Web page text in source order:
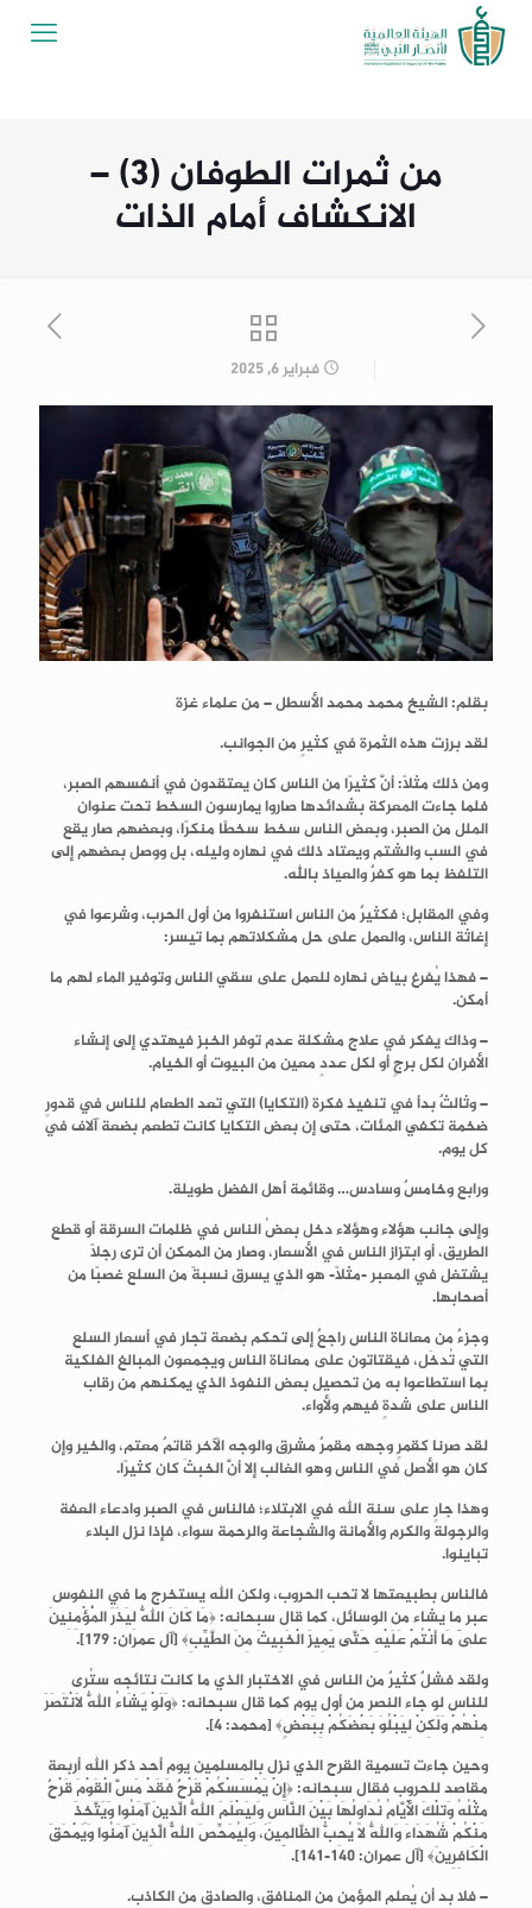
من ثمرات الطوفان (3) –
الانكشاف أمام الذات
فبراير 6, 2025
بقلم:الشيخ محمد محمد الأسطل– من علماء غزة
لقد برزت هذه الثمرة في كثيرٍ من الجوانب.
ومن ذلك مثلًا: أنَّ كثيرًا من الناس كان يعتقدون في أنفسهم الصبر،
فلما جاءت المعركة بشدائدها صاروا يمارسون السخط تحت عنوان
الملل من الصبر، وبعض الناس سخط سخطًا منكرًا، وبعضهم صار يقع
في السب والشتم ويعتاد ذلك في نهاره وليله، بل ووصل بعضهم إلى
التلفظ بما هو كفرٌ والعياذ بالله.
وفي المقابل؛ فكثيرٌ من الناس استنفروا من أول الحرب، وشرعوا في
إغاثة الناس، والعمل على حل مشكلاتهم بما تيسر:
– فهذا يُفرغ بياض نهاره للعمل على سقي الناس وتوفير الماء لهم ما
أمكن.
– وذاك يفكر في علاج مشكلة عدم توفر الخبز فيهتدي إلى إنشاء
الأفران لكل برجٍ أو لكل عددٍ معين من البيوت أو الخيام.
– وثالثٌ بدأ في تنفيذ فكرة (التكايا) التي تعد الطعام للناس في قدورٍ
ضخمة تكفي المئات، حتى إن بعض التكايا كانت تطعم بضعة آلاف في
كل يوم.
ورابع وخامسٌ وسادس… وقائمة أهل الفضل طويلة.
وإلى جانب هؤلاء وهؤلاء دخل بعضُ الناس في ظلمات السرقة أو قطع
الطريق، أو ابتزاز الناس في الأسعار، وصار من الممكن أن ترى رجلًا
يشتغل في المعبر -مثلًا- هو الذي يسرق نسبةً من السلع غصبًا من
أصحابها.
وجزءٌ من معاناة الناس راجعٌ إلى تحكم بضعة تجار في أسعار السلع
التي تُدخَل، فيقتاتون على معاناة الناس ويجمعون المبالغ الفلكية
بما استطاعوا به من تحصيل بعض النفوذ الذي يمكنهم من رقاب
الناس على شدةٍ فيهم ولأواء.
لقد صرنا كقمرٍ وجهه مقمرٌ مشرق والوجه الآخر قاتمٌ معتم، والخير وإن
كان هو الأصل في الناس وهو الغالب إلا أنَّ الخبثَ كان كثيرًا.
وهذا جارٍ على سنة الله في الابتلاء؛فالناس في الصبر وادعاء العفة
والرجولة والكرم والأمانة والشجاعة والرحمة سواء، فإذا نزل البلاء
تباينوا.
فالناس بطبيعتها لا تحب الحروب، ولكن الله يستخرج ما في النفوس
عبر ما يشاء من الوسائل، كما قال سبحانه: ﴿مَا كَانَ اللَّهُ لِيَذَرَ الْمُؤْمِنِينَ
عَلَى مَا أَنْتُمْ عَلَيْهِ حَتَّى يَمِيزَ الْخَبِيثَ مِنَ الطَّيِّبِ﴾ [آل عمران: 179].
ولقد فشلٌ كثيرٌ من الناس في الاختبار الذي ما كانت نتائجه ستُرى
للناس لو جاء النصر من أول يوم كما قال سبحانه: ﴿وَلَوْ يَشَاءُ اللَّهُ لَانْتَصَرَ
مِنْهُمْ وَلَكِنْ لِيَبْلُوَ بَعْضَكُمْ بِبَعْضٍ﴾ [محمد: 4].
وحين جاءت تسمية القرح الذي نزل بالمسلمين يوم أحد ذكر الله أربعة
مقاصد للحروب فقال سبحانه: ﴿إِنْ يَمْسَسْكُمْ قَرْحٌ فَقَدْ مَسَّ الْقَوْمَ قَرْحٌ
مِثْلُهُ وَتِلْكَ الْأَيَّامُ نُدَاوِلُهَا بَيْنَ النَّاسِ وَلِيَعْلَمَ اللَّهُ الَّذِينَ آمَنُوا وَيَتَّخِذَ
مِنْكُمْ شُهَدَاءَ وَاللَّهُ لَا يُحِبُّ الظَّالِمِينَ، وَلِيُمَحِّصَ اللَّهُ الَّذِينَ آمَنُوا وَيَمْحَقَ
الْكَافِرِينَ﴾ [آل عمران: 140-141].
– فلا بد أن يُعلم المؤمن من المنافق، والصادق من الكاذب.